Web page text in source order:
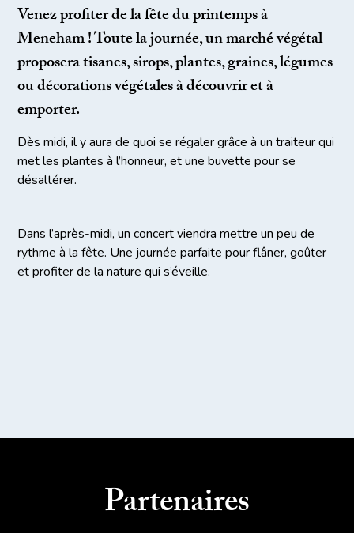
Venez profiter de la fête du printemps à
Meneham ! Toute la journée, un marché végétal
proposera tisanes, sirops, plantes, graines, légumes
ou décorations végétales à découvrir et à
emporter.
Dès midi, il y aura de quoi se régaler grâce à un traiteur qui
met les plantes à l’honneur, et une buvette pour se
désaltérer.
Dans l’après-midi, un concert viendra mettre un peu de
rythme à la fête. Une journée parfaite pour flâner, goûter
et profiter de la nature qui s’éveille.
Partenaires